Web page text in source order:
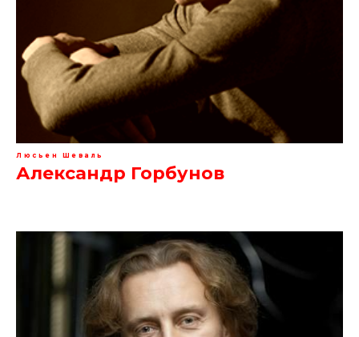
Люсьен Шеваль
Александр Горбунов